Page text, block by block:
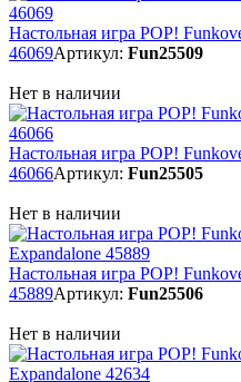
Настольная игра POP!
46069Артикул: Fun25509
Нет в наличии
Настольная игра POP!
46066Артикул: Fun25505
Нет в наличии
Настольная игра POP!
45889Артикул: Fun25506
Нет в наличии